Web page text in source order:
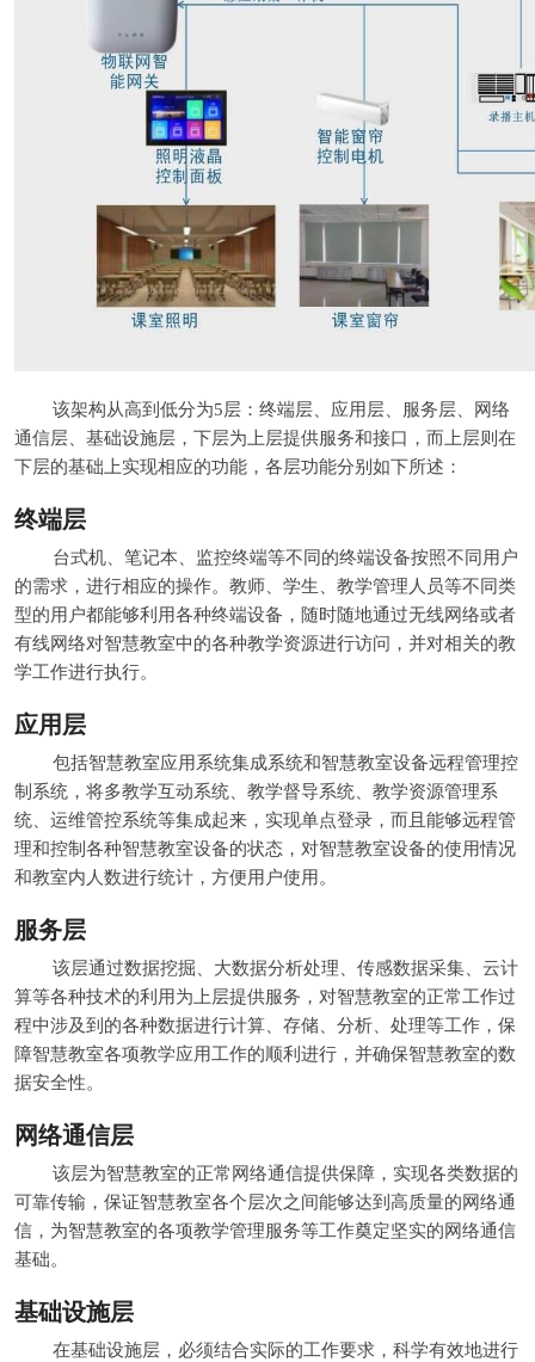
该架构从高到低分为5层：终端层、应用层、服务层、网络
通信层、基础设施层，下层为上层提供服务和接口，而上层则在
下层的基础上实现相应的功能，各层功能分别如下所述：
终端层
台式机、笔记本、监控终端等不同的终端设备按照不同用户
的需求，进行相应的操作。教师、学生、教学管理人员等不同类
型的用户都能够利用各种终端设备，随时随地通过无线网络或者
有线网络对智慧教室中的各种教学资源进行访问，并对相关的教
学工作进行执行。
应用层
包括智慧教室应用系统集成系统和智慧教室设备远程管理控
制系统，将多教学互动系统、教学督导系统、教学资源管理系
统、运维管控系统等集成起来，实现单点登录，而且能够远程管
理和控制各种智慧教室设备的状态，对智慧教室设备的使用情况
和教室内人数进行统计，方便用户使用。
服务层
该层通过数据挖掘、大数据分析处理、传感数据采集、云计
算等各种技术的利用为上层提供服务，对智慧教室的正常工作过
程中涉及到的各种数据进行计算、存储、分析、处理等工作，保
障智慧教室各项教学应用工作的顺利进行，并确保智慧教室的数
据安全性。
网络通信层
该层为智慧教室的正常网络通信提供保障，实现各类数据的
可靠传输，保证智慧教室各个层次之间能够达到高质量的网络通
信，为智慧教室的各项教学管理服务等工作奠定坚实的网络通信
基础。
基础设施层
在基础设施层，必须结合实际的工作要求，科学有效地进行